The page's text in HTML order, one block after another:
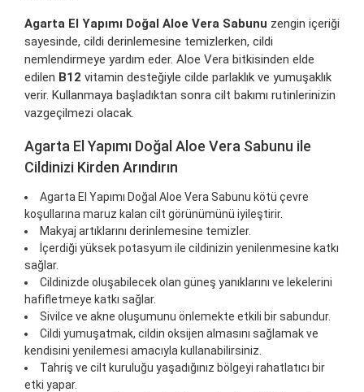
Agarta El Yapımı Doğal Aloe Vera Sabunu zengin içeriği
sayesinde, cildi derinlemesine temizlerken, cildi
nemlendirmeye yardım eder. Aloe Vera bitkisinden elde
edilen B12 vitamin desteğiyle cilde parlaklık ve yumuşaklık
verir. Kullanmaya başladıktan sonra cilt bakımı rutinlerinizin
vazgeçilmezi olacak.
Agarta El Yapımı Doğal Aloe Vera Sabunu ile
Cildinizi Kirden Arındırın
Agarta El Yapımı Doğal Aloe Vera Sabunu kötü çevre
koşullarına maruz kalan cilt görünümünü iyileştirir.
Makyaj artıklarını derinlemesine temizler.
İçerdiği yüksek potasyum ile cildinizin yenilenmesine katkı
sağlar.
Cildinizde oluşabilecek olan güneş yanıklarını ve lekelerini
hafifletmeye katkı sağlar.
Sivilce ve akne oluşumunu önlemekte etkili bir sabundur.
Cildi yumuşatmak, cildin oksijen almasını sağlamak ve
kendisini yenilemesi amacıyla kullanabilirsiniz.
Tahriş ve cilt kuruluğu yaşadığınız bölgeyi rahatlatıcı bir
etki yapar.